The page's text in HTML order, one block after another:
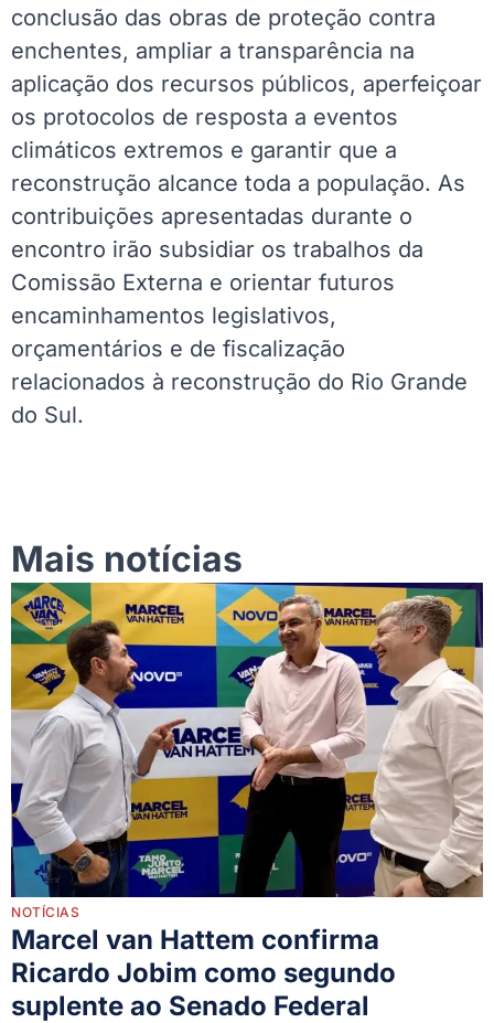
conclusão das obras de proteção contra
enchentes, ampliar a transparência na
aplicação dos recursos públicos, aperfeiçoar
os protocolos de resposta a eventos
climáticos extremos e garantir que a
reconstrução alcance toda a população. As
contribuições apresentadas durante o
encontro irão subsidiar os trabalhos da
Comissão Externa e orientar futuros
encaminhamentos legislativos,
orçamentários e de fiscalização
relacionados à reconstrução do Rio Grande
do Sul.
Mais notícias
NOTÍCIAS
Marcel van Hattem confirma
Ricardo Jobim como segundo
suplente ao Senado Federal